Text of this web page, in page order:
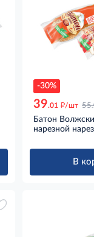
-30%
39.01 д/шт 55
Батон
нарезной
В